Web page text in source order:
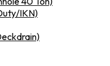
IKN)